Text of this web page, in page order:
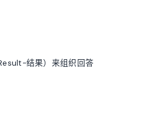
结果）来组织回答